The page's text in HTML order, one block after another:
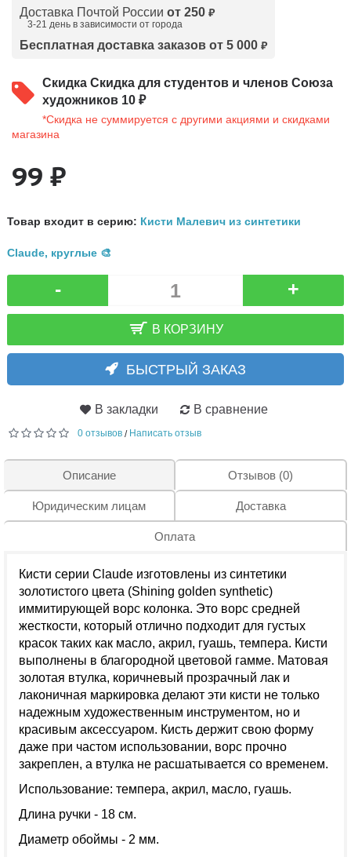
Доставка Почтой России от 250 ₽
3-21 день в зависимости от города
Бесплатная доставка заказов от 5 000 ₽
Скидка Скидка для студентов и членов Союза
художников 10 ₽
*Скидка не суммируется с другими акциями и скидками
магазина
99 ₽
Товар входит в серию: Кисти Малевич из синтетики
Claude, круглые 🎨
- +
В КОРЗИНУ
БЫСТРЫЙ ЗАКАЗ
В закладки В сравнение
0 отзывов / Написать отзыв
Описание Отзывов (0)
Юридическим лицам Доставка
Оплата
Кисти серии Claude изготовлены из синтетики
золотистого цвета (Shining golden synthetic)
иммитирующей ворс колонка. Это ворс средней
жесткости, который отлично подходит для густых
красок таких как масло, акрил, гуашь, темпера. Кисти
выполнены в благородной цветовой гамме. Матовая
золотая втулка, коричневый прозрачный лак и
лаконичная маркировка делают эти кисти не только
надежным художественным инструментом, но и
красивым аксессуаром. Кисть держит свою форму
даже при частом использовании, ворс прочно
закреплен, а втулка не расшатывается со временем.
Использование: темпера, акрил, масло, гуашь.
Длина ручки - 18 см.
Диаметр обоймы - 2 мм.